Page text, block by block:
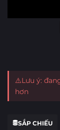
⚠️Lưu ý:
hơn
SẮP CHIẾU